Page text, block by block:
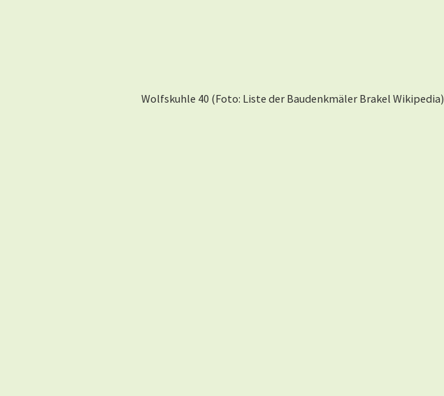
Wolfskuhle 40 (Foto: Liste der Baudenkmäler Brakel Wikipedia)